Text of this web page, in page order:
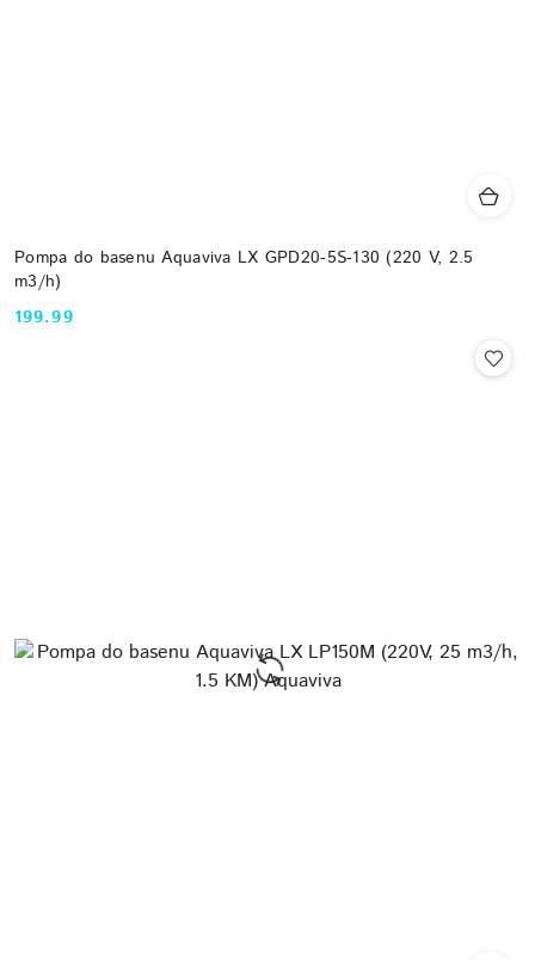
Pompa do basenu Aquaviva LX GPD20-5S-130 (220 V, 2.5
m3/h)
Cena:
199.99